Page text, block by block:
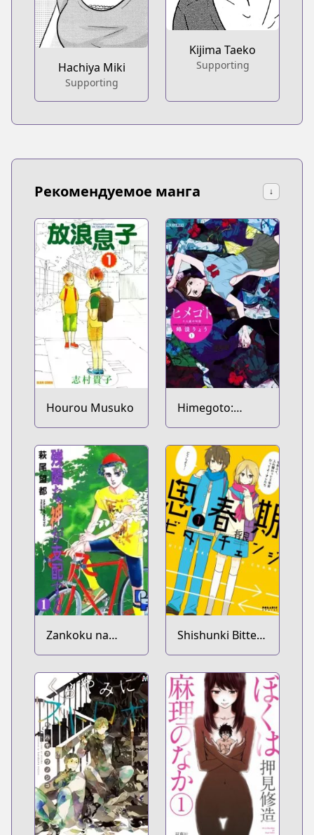
Hachiya Miki
Supporting
Kijima Taeko
Supporting
Рекомендуемое манга ↓
Hourou Musuko
Himegoto:
Juukyuusai no
Seifuku
Zankoku na
Kami ga Shihai
suru
Shishunki Bitter
Change